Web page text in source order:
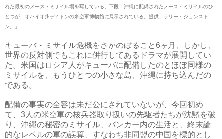
れた最初のメース・ミサイル場を写している。下段：沖縄に配備されたメース・ミサイルのひ
とつが、オハイオ州デイトンの米空軍博物館に展示されている。提供、ラリー・ジョンスト
ン。」
キューバ・ミサイル危機をさかのぼること6ヶ月、しかし、
世界の反対側でもこれに併行してあるドラマが展開してい
た。米国はロシア人がキューバに配備したのとほぼ同様の
ミサイルを、もうひとつの小さな島、沖縄に持ち込んだの
である。
配備の事実の全容は未だ公にされていないが、今回初め
て、3人の米空軍の核兵器取り扱いの先駆者たちが沈黙を破
り、沖縄の秘密のミサイル、バンカー内の生活と、終末論
的なレベルの軍の誤算、すなわち非同盟の中国を標的とし